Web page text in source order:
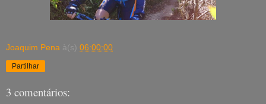
Joaquim Pena à(s) 06:00:00
Partilhar
3 comentários: